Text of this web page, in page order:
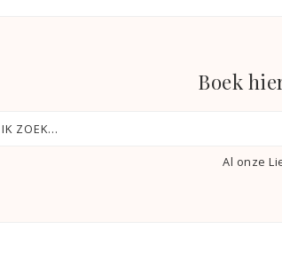
Boek
Al onze